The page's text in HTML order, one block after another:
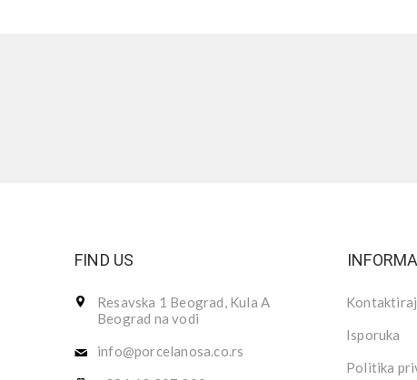
FIND US
Resavska 1 Beograd, Kula A
Beograd na vodi
info@porcelanosa.co.rs
Isporuka
Politika